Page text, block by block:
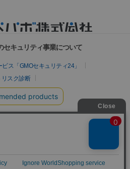
セキュリティ事業について
ス「GMOセキュリティ24」
スク診断
キュリティ byイエラエ）